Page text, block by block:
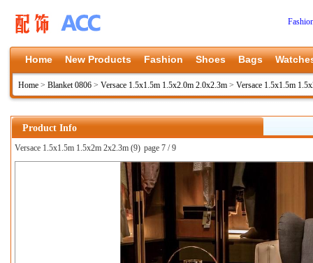
Home New Products Fashion Shoes Bags
Home > Blanket 0806 > Versace 1.5x1.5m 1.5x2.0m 2.0x2.3m > Versace 1.5x1.5m
Product Info
Versace 1.5x1.5m 1.5x2m 2x2.3m (9) page 7 / 9